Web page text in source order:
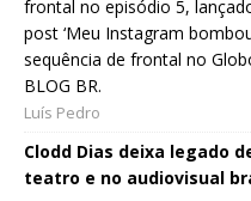
frontal no episódio 5,
post ‘Meu Instagram
sequência de frontal no
BLOG BR.
Luís Pedro
Clodd Dias deixa legado
teatro e no audiovisual